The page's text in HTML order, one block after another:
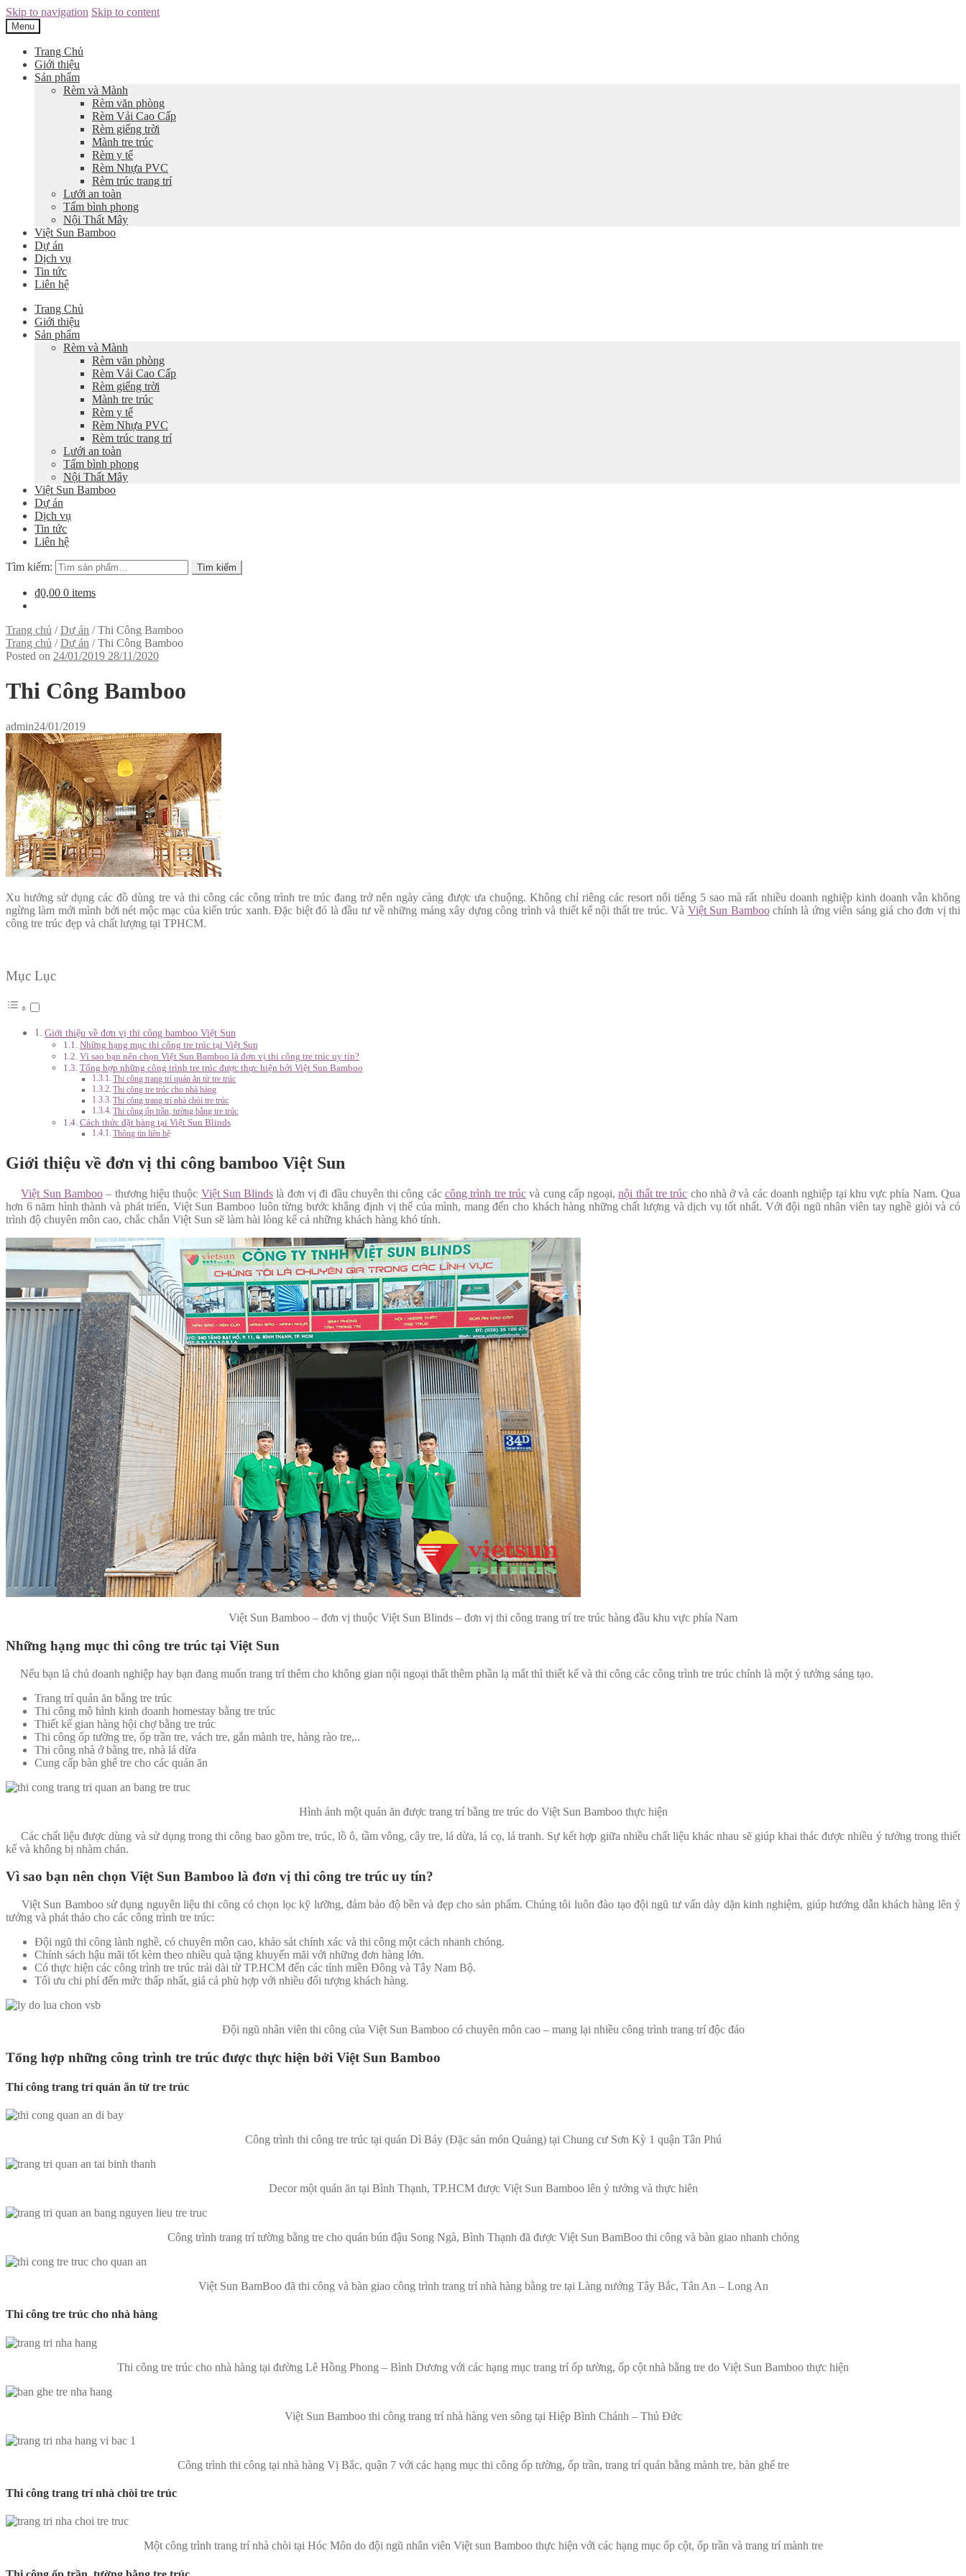
Skip to navigation Skip to content
Menu
Trang Chủ
Giới thiệu
Sản phẩm
Rèm và Mành
Rèm văn phòng
Rèm Vải Cao Cấp
Rèm giếng trời
Mành tre trúc
Rèm y tế
Rèm Nhựa PVC
Rèm trúc trang trí
Lưới an toàn
Tấm bình phong
Nội Thất Mây
Việt Sun Bamboo
Dự án
Dịch vụ
Tin tức
Liên hệ
Trang Chủ
Giới thiệu
Sản phẩm
Rèm và Mành
Rèm văn phòng
Rèm Vải Cao Cấp
Rèm giếng trời
Mành tre trúc
Rèm y tế
Rèm Nhựa PVC
Rèm trúc trang trí
Lưới an toàn
Tấm bình phong
Nội Thất Mây
Việt Sun Bamboo
Dự án
Dịch vụ
Tin tức
Liên hệ
Tìm kiếm: Tìm kiếm
₫0,00 0 items
Trang chủ /Dự án /Thi Công Bamboo
Trang chủ /Dự án /Thi Công Bamboo
Posted on 24/01/2019 28/11/2020
Thi Công Bamboo
admin24/01/2019
Xu hướng sử dụng các đồ dùng tre và thi công các công trình tre trúc đang trở nên ngày càng được ưa chuộng. Không chỉ riêng các resort nổi tiếng 5 sao mà rất nhiều doanh nghiệp kinh doanh vẫn không
ngừng làm mới mình bởi nét mộc mạc của kiến trúc xanh. Đặc biệt đó là đầu tư về những mảng xây dựng công trình và thiết kế nội thất tre trúc. Và Việt Sun Bamboochính là ứng viên sáng giá cho đơn vị thi
công tre trúc đẹp và chất lượng tại TPHCM.
Mục Lục
Giới thiệu về đơn vị thi công bamboo Việt Sun
Những hạng mục thi công tre trúc tại Việt Sun
Vì sao bạn nên chọn Việt Sun Bamboo là đơn vị thi công tre trúc uy tín?
Tổng hợp những công trình tre trúc được thực hiện bởi Việt Sun Bamboo
Thi công trang trí quán ăn từ tre trúc
Thi công tre trúc cho nhà hàng
Thi công trang trí nhà chòi tre trúc
Thi công ốp trần, tường bằng tre trúc
Cách thức đặt hàng tại Việt Sun Blinds
Thông tin liên hệ
Giới thiệu về đơn vị thi công bamboo Việt Sun
Việt Sun Bamboo – thương hiệu thuộc Việt Sun Blinds là đơn vị đi đầu chuyên thi công cáccông trình tre trúcvà cung cấp ngoại,nội thất tre trúc cho nhà ở và các doanh nghiệp tại khu vực phía Nam. Qua
hơn 6 năm hình thành và phát triển, Việt Sun Bamboo luôn từng bước khẳng định vị thế của mình, mang đến cho khách hàng những chất lượng và dịch vụ tốt nhất. Với đội ngũ nhân viên tay nghề giỏi và có
trình độ chuyên môn cao, chắc chắn Việt Sun sẽ làm hài lòng kể cả những khách hàng khó tính.
Việt Sun Bamboo – đơn vị thuộc Việt Sun Blinds – đơn vị thi công trang trí tre trúc hàng đầu khu vực phía Nam
Những hạng mục thi công tre trúc tại Việt Sun
Nếu bạn là chủ doanh nghiệp hay bạn đang muốn trang trí thêm cho không gian nội ngoại thất thêm phần lạ mắt thì thiết kế và thi công các công trình tre trúc chính là một ý tưởng sáng tạo.
Trang trí quán ăn bằng tre trúc
Thi công mô hình kinh doanh homestay bằng tre trúc
Thiết kế gian hàng hội chợ bằng tre trúc
Thi công ốp tường tre, ốp trần tre, vách tre, gắn mành tre, hàng rào tre,..
Thi công nhà ở bằng tre, nhà lá dừa
Cung cấp bàn ghế tre cho các quán ăn
Hình ảnh một quán ăn được trang trí bằng tre trúc do Việt Sun Bamboo thực hiện
Các chất liệu được dùng và sử dụng trong thi công bao gồm tre, trúc, lồ ô, tầm vông, cây tre, lá dừa, lá cọ, lá tranh. Sự kết hợp giữa nhiều chất liệu khác nhau sẽ giúp khai thác được nhiều ý tưởng trong thiết
kế và không bị nhàm chán.
Vì sao bạn nên chọn Việt Sun Bamboo là đơn vị thi công tre trúc uy tín?
Việt Sun Bamboo sử dụng nguyên liệu thi công có chọn lọc kỹ lưỡng, đảm bảo độ bền và đẹp cho sản phẩm. Chúng tôi luôn đào tạo đội ngũ tư vấn dày dặn kinh nghiệm, giúp hướng dẫn khách hàng lên ý
tưởng và phát thảo cho các công trình tre trúc:
Đội ngũ thi công lành nghề, có chuyên môn cao, khảo sát chính xác và thi công một cách nhanh chóng.
Chính sách hậu mãi tốt kèm theo nhiều quà tặng khuyến mãi với những đơn hàng lớn.
Có thực hiện các công trình tre trúc trải dài từ TP.HCM đến các tỉnh miền Đông và Tây Nam Bộ.
Tối ưu chi phí đến mức thấp nhất, giá cả phù hợp với nhiều đối tượng khách hàng.
Đội ngũ nhân viên thi công của Việt Sun Bamboo có chuyên môn cao – mang lại nhiều công trình trang trí độc đáo
Tổng hợp những công trình tre trúc được thực hiện bởi Việt Sun Bamboo
Thi công trang trí quán ăn từ tre trúc
Công trình thi công tre trúc tại quán Dì Bảy (Đặc sản món Quảng) tại Chung cư Sơn Kỳ 1 quận Tân Phú
Decor một quán ăn tại Bình Thạnh, TP.HCM được Việt Sun Bamboo lên ý tưởng và thực hiên
Công trình trang trí tường bằng tre cho quán bún đậu Song Ngà, Bình Thạnh đã được Việt Sun BamBoo thi công và bàn giao nhanh chóng
Việt Sun BamBoo đã thi công và bàn giao công trình trang trí nhà hàng bằng tre tại Làng nướng Tây Bắc, Tân An – Long An
Thi công tre trúc cho nhà hàng
Thi công tre trúc cho nhà hàng tại đường Lê Hồng Phong – Bình Dương với các hạng mục trang trí ốp tường, ốp cột nhà bằng tre do Việt Sun Bamboo thực hiện
Việt Sun Bamboo thi công trang trí nhà hàng ven sông tại Hiệp Bình Chánh – Thủ Đức
Công trình thi công tại nhà hàng Vị Bắc, quận 7 với các hạng mục thi công ốp tường, ốp trần, trang trí quán bằng mành tre, bàn ghế tre
Thi công trang trí nhà chòi tre trúc
Một công trình trang trí nhà chòi tại Hóc Môn do đội ngũ nhân viên Việt sun Bamboo thực hiện với các hạng mục ốp cột, ốp trần và trang trí mành tre